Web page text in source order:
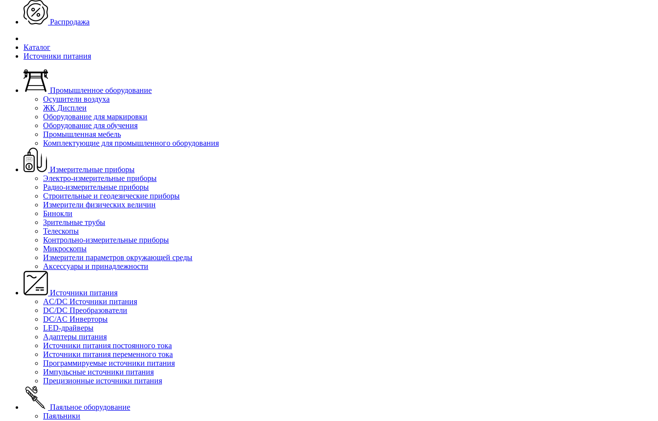
Распродажа
Каталог
Источники питания
Промышленное оборудование
Осушители воздуха
ЖК Дисплеи
Оборудование для маркировки
Оборудование для обучения
Промышленная мебель
Комплектующие для промышленного оборудования
Измерительные приборы
Электро-измерительные приборы
Радио-измерительные приборы
Строительные и геодезические приборы
Измерители физических величин
Бинокли
Зрительные трубы
Телескопы
Контрольно-измерительные приборы
Микроскопы
Измерители параметров окружающей среды
Аксессуары и принадлежности
Источники питания
AC/DC Источники питания
DC/DC Преобразователи
DC/AC Инверторы
LED-драйверы
Адаптеры питания
Источники питания постоянного тока
Источники питания переменного тока
Программируемые источники питания
Импульсные источники питания
Прецизионные источники питания
Паяльное оборудование
Паяльники